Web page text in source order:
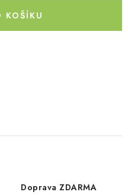
Půjčovna
Reklamace
KOŠÍKU
Doprava ZDARMA